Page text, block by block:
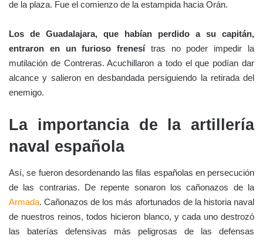
CONQUISTA DE ORÁN, POR J.DONON (1854)
muros de la plaza, siendo el primero en plantar en ellos la
bandera el capitán Sosa, de la guardia del cardenal; casi
simultáneamente aparecieron en otros puntos seis estandartes
Dueños los hispanos de las puertas, las abrieron, y el resto de
las tropas penetró en la ciudad. La noche acababa de caer, la
luna, estandarte musulmán, no brillaba esa noche como lo
hizo en noches pasadas.Los ziyánidas, despavoridos,